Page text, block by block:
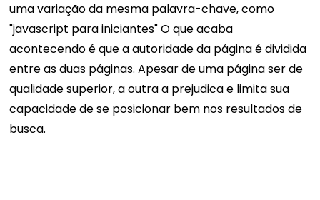
uma variação da mesma palavra-chave, como
"javascript para iniciantes"O que acaba
acontecendo é que a autoridade da página é dividida
entre as duas páginas. Apesar de uma página ser de
qualidade superior, a outra a prejudica e limita sua
capacidade de se posicionar bem nos resultados de
busca.